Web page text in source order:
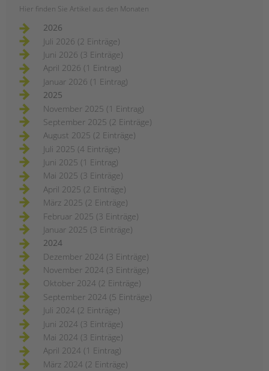
Hier finden Sie Artikel aus den Monaten
2026
Juli 2026 (2 Einträge)
Juni 2026 (3 Einträge)
April 2026 (1 Eintrag)
Januar 2026 (1 Eintrag)
2025
November 2025 (1 Eintrag)
September 2025 (2 Einträge)
August 2025 (2 Einträge)
Juli 2025 (4 Einträge)
Juni 2025 (1 Eintrag)
Mai 2025 (3 Einträge)
April 2025 (2 Einträge)
März 2025 (2 Einträge)
Februar 2025 (3 Einträge)
Januar 2025 (3 Einträge)
2024
Dezember 2024 (3 Einträge)
November 2024 (3 Einträge)
Oktober 2024 (2 Einträge)
September 2024 (5 Einträge)
Juli 2024 (2 Einträge)
Juni 2024 (3 Einträge)
Mai 2024 (3 Einträge)
April 2024 (1 Eintrag)
März 2024 (2 Einträge)